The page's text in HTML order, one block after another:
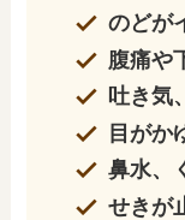
のどが
腹痛や
吐き気
目がか
鼻水、
せきが